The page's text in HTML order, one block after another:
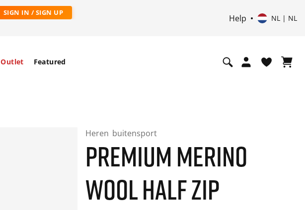
SIGN IN / SIGN UP
Help NL | NL
Outlet Featured
Heren buitensport
PREMIUM MERINO
WOOL HALF ZIP